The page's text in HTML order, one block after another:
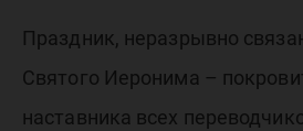
Праздник, неразрывно
Святого Иеронима –
наставника всех